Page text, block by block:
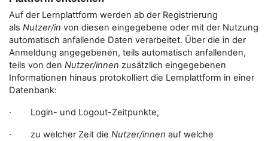
Auf der Lernplattform werden ab der Registrierung
als Nutzer/in von diesen eingegebene oder mit der Nutzung
automatisch anfallende Daten verarbeitet. Über die in der
Anmeldung angegebenen, teils automatisch anfallenden,
teils von den Nutzer/innen zusätzlich eingegebenen
Informationen hinaus protokolliert die Lernplattform in einer
Datenbank:
· Login- und Logout-Zeitpunkte,
· zu welcher Zeit die Nutzer/innen auf welche